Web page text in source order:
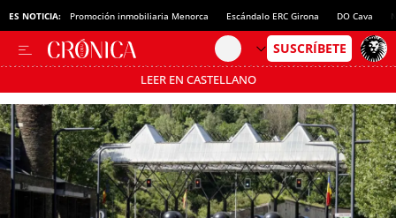
ES NOTICIA: Promoción inmobiliaria Menorca Escándalo ERC Girona DO Cava
LEER EN CASTELLANO
Pásate al MODO AHORRO